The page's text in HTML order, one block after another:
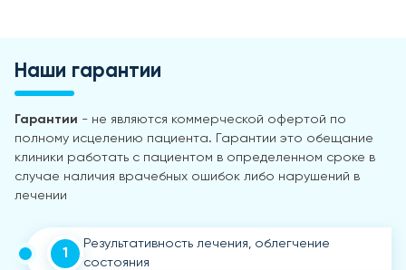
Наши гарантии
Гарантии - не являются коммерческой офертой по
полному исцелению пациента. Гарантии это обещание
клиники работать с пациентом в определенном сроке в
случае наличия врачебных ошибок либо нарушений в
лечении
1
Результативность лечения, облегчение
состояния